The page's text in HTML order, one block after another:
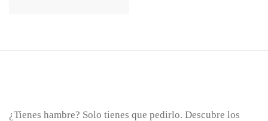
¿Tienes hambre? Solo tienes que pedirlo. Descubre los